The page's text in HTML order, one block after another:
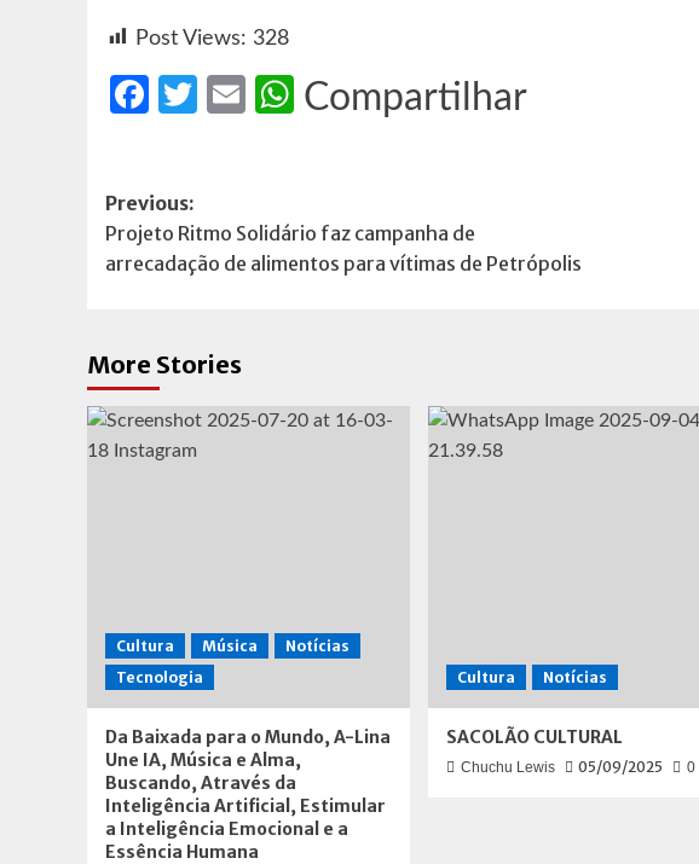
Post Views: 328
Facebook
Twitter
EmailWhatsApp
Compartilhar
Post
navigation
Previous:
Projeto Ritmo Solidário faz campanha de
arrecadação de alimentos para vítimas de Petrópolis
More Stories
Cultura Música
Notícias
Tecnologia
Da Baixada para o Mundo, A-Lina
Une IA, Música e Alma,
Buscando, Através da
Inteligência Artificial, Estimular
a Inteligência Emocional e a
Essência Humana
Cultura Notícias
SACOLÃO CULTURAL
Chuchu Lewis 05/09/2025 0